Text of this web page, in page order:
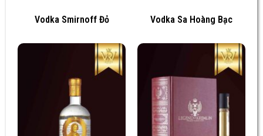
Vodka Smirnoff Đỏ Vodka Sa Hoàng Bạc